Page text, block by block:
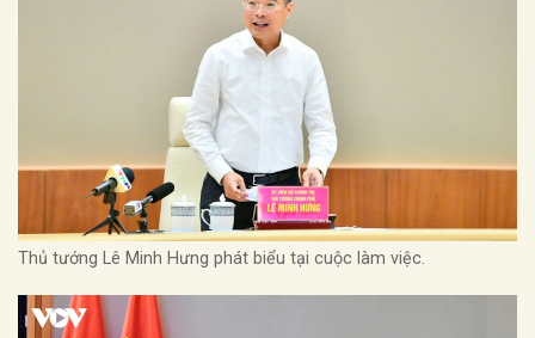
Thủ tướng Lê Minh Hưng phát biểu tại cuộc làm việc.